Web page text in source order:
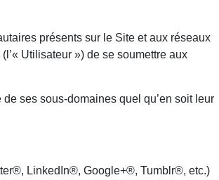
présents sur le Site et aux réseaux
Utilisateur ») de se soumettre aux
ses sous-domaines quel qu’en soit leur
LinkedIn®, Google+®, Tumblr®, etc.)